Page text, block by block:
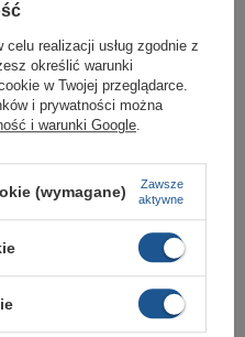
z materiałów syntetycznych
temperatury nawet w ciepłe letnie
pod ciśnieniem zapewni dobrą
realizacji usług zgodnie z
określić warunki
w Twojej przeglądarce.
i prywatności można
i warunki Google
(wymagane)
Zawsze
aktywne